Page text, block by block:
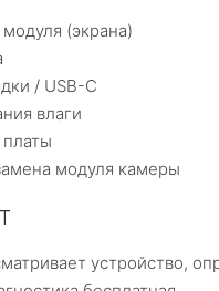
(экрана)
/ USB-C
влаги
модуля камеры
устройство,